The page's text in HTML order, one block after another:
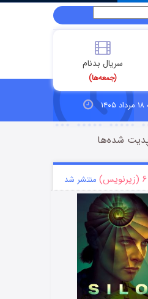
سریال بدنام
(جمعه‌ها)
شده‌ها
۶ (زیرنویس) منتشر شد